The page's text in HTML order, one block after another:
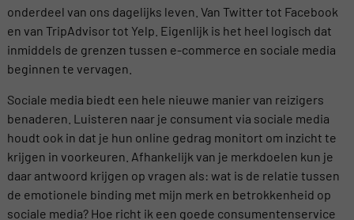
onderdeel van ons dagelijks leven. Van Twitter tot Facebook
en van TripAdvisor tot Yelp. Eigenlijk is het heel logisch dat
inmiddels de grenzen tussen e-commerce en sociale media
beginnen te vervagen.
Sociale media biedt een hele nieuwe manier van reizigers
benaderen. Luisteren naar je consument via sociale media
houdt ook in dat je hun online gedrag monitort om inzicht te
krijgen in voorkeuren. Afhankelijk van je merkdoelen kun je
daar antwoord krijgen op vragen als: wat is de relatie tussen
de emotionele binding met mijn merk en betrokkenheid op
sociale media? Hoe richt ik een goede consumentenservice